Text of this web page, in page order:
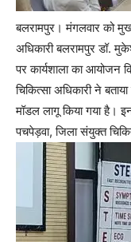
बलरामपुर। मंगलवार को
अधिकारी बलरामपुर डॉ.
पर कार्यशाला का आयोजन
चिकित्सा अधिकारी ने
मॉडल लागू किया गया है।
पचपेड़वा, जिला संयुक्त